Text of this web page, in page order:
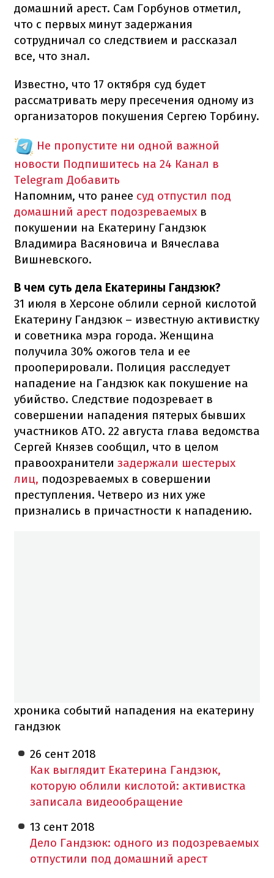
домашний арест. Сам Горбунов отметил,
что с первых минут задержания
сотрудничал со следствием и рассказал
все, что знал.
Известно, что 17 октября суд будет
рассматривать меру пресечения одному из
организаторов покушения Сергею Торбину.
Не пропустите ни одной важной
новости Подпишитесь на 24 Канал в
Telegram Добавить
Напомним, что ранее суд отпустил под
домашний арест подозреваемых в
покушении на Екатерину Гандзюк
Владимира Васяновича и Вячеслава
Вишневского.
В чем суть дела Екатерины Гандзюк?
31 июля в Херсоне облили серной кислотой
Екатерину Гандзюк – известную активистку
и советника мэра города. Женщина
получила 30% ожогов тела и ее
прооперировали. Полиция расследует
нападение на Гандзюк как покушение на
убийство. Следствие подозревает в
совершении нападения пятерых бывших
участников АТО. 22 августа глава ведомства
Сергей Князев сообщил, что в целом
правоохранители задержали шестерых
лиц, подозреваемых в совершении
преступления. Четверо из них уже
признались в причастности к нападению.
хроника событий нападения на екатерину
гандзюк
26 сент 2018
Как выглядит Екатерина Гандзюк,
которую облили кислотой: активистка
записала видеообращение
13 сент 2018
Дело Гандзюк: одного из подозреваемых
отпустили под домашний арест